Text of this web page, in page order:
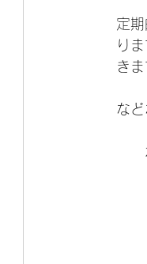
定期
りま
きま
など
ホー